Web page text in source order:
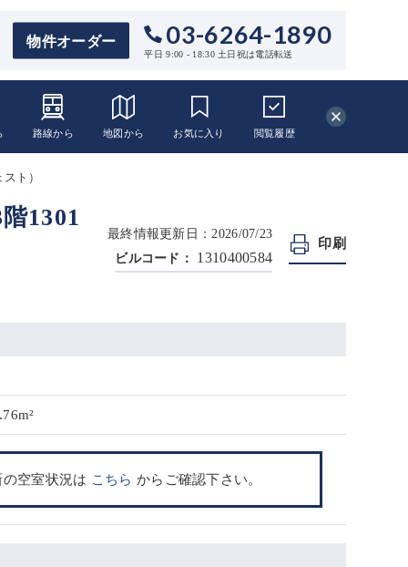
物件オーダー 03-6264-1890
平日 9:00 - 18:30 土日祝は電話転送
路線から 地図から お気に入り 閲覧履歴
ト）
1301
最終情報更新日：2026/07/23
ビルコード：
1310400584
印刷
空室状況は こちら からご確認下さい。